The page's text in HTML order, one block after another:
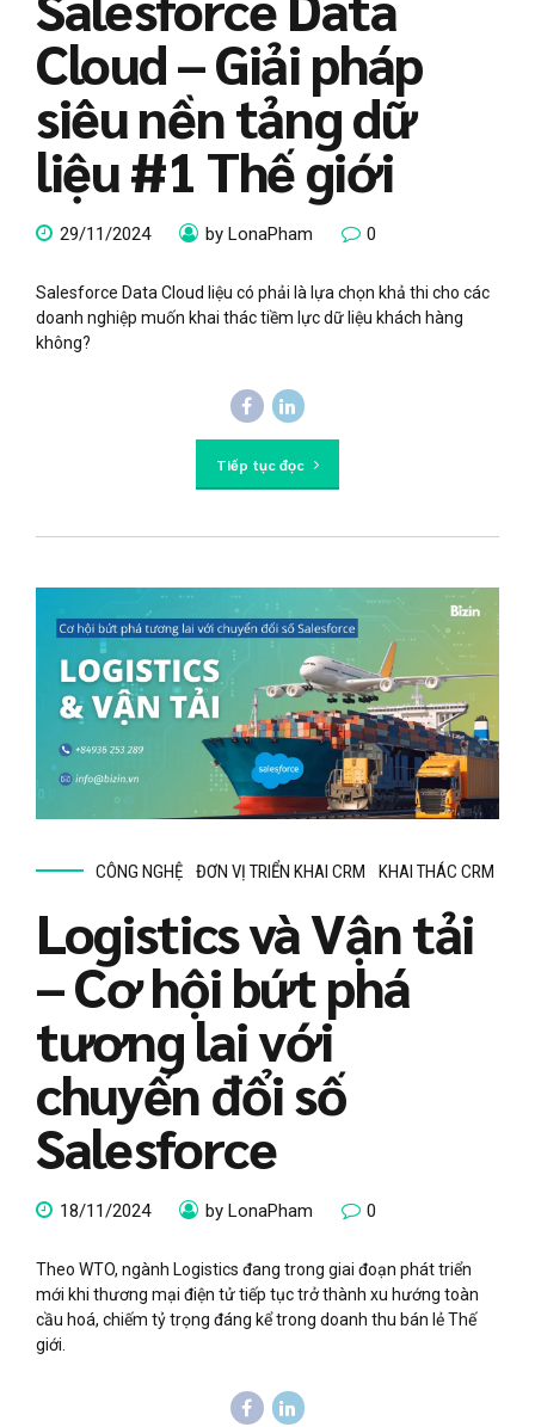
Cloud – Giải pháp
siêu nền tảng dữ
liệu #1 Thế giới
29/11/2024 by LonaPham 0
Salesforce Data Cloud liệu có phải là lựa chọn khả thi cho các
doanh nghiệp muốn khai thác tiềm lực dữ liệu khách hàng
không?
Tiếp tục đọc
CÔNG NGHỆ ĐƠN VỊ TRIỂN KHAI CRM KHAI THÁC CRM
Logistics và Vận tải
– Cơ hội bứt phá
tương lai với
chuyển đổi số
Salesforce
18/11/2024 by LonaPham 0
Theo WTO, ngành Logistics đang trong giai đoạn phát triển
mới khi thương mại điện tử tiếp tục trở thành xu hướng toàn
cầu hoá, chiếm tỷ trọng đáng kể trong doanh thu bán lẻ Thế
giới.